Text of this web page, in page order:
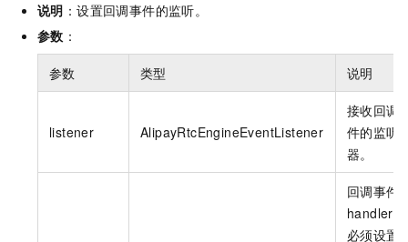
说明 ：设置回调事件的监听。
参数 ：
参数 类型 说明
listener AlipayRtcEngineEventListener
接收回调
件的监听
器。
回调事件
handler，
必须设置